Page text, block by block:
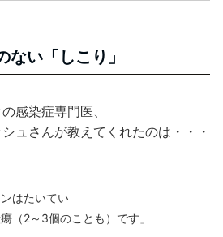
ない「しこり」
感染症専門医、
ュさんが教えてくれたのは・・・
はたいてい
（2～3個のことも）です」